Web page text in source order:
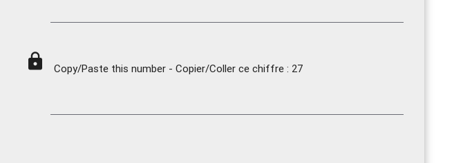
lock Copy/Paste this number - Copier/Coller ce chiffre : 27